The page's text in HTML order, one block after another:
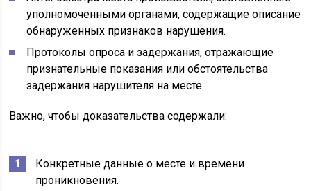
уполномоченными органами, содержащие описание
обнаруженных признаков нарушения.
Протоколы опроса и задержания, отражающие
признательные показания или обстоятельства
задержания нарушителя на месте.
Важно, чтобы доказательства содержали:
Конкретные данные о месте и времени
проникновения.